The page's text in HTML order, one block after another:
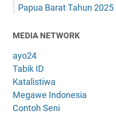
Papua Barat Tahun 2025
MEDIA NETWORK
ayo24
Tabik ID
Katalistiwa
Megawe Indonesia
Contoh Seni